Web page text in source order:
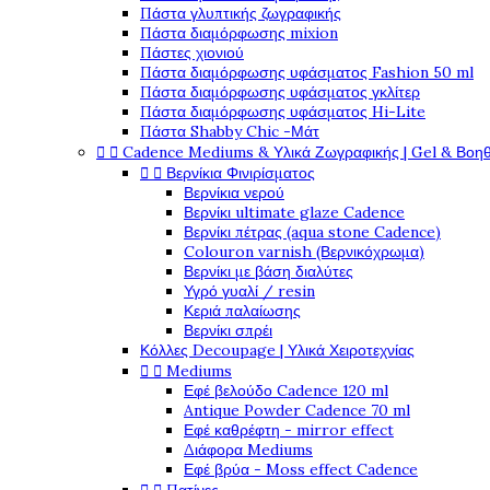
Πάστα γλυπτικής ζωγραφικής
Πάστα διαμόρφωσης mixion
Πάστες χιονιού
Πάστα διαμόρφωσης υφάσματος Fashion 50 ml
Πάστα διαμόρφωσης υφάσματος γκλίτερ
Πάστα διαμόρφωσης υφάσματος Hi-Lite
Πάστα Shabby Chic -Μάτ
  Cadence Mediums & Υλικά Ζωγραφικής | Gel &
  Βερνίκια Φινιρίσματος
Βερνίκια νερού
Βερνίκι ultimate glaze Cadence
Βερνίκι πέτρας (aqua stone Cadence)
Colouron varnish (Βερνικόχρωμα)
Βερνίκι με βάση διαλύτες
Υγρό γυαλί / resin
Κεριά παλαίωσης
Βερνίκι σπρέι
Κόλλες Decoupage | Υλικά Χειροτεχνίας
  Mediums
Εφέ βελούδο Cadence 120 ml
Antique Powder Cadence 70 ml
Εφέ καθρέφτη - mirror effect
Διάφορα Mediums
Εφέ βρύα - Moss effect Cadence